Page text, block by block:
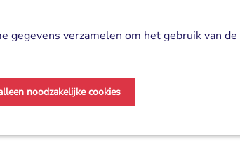
gegevens verzamelen om het gebruik van
advertenties en om de effectiviteit van
noodzakelijke cookies